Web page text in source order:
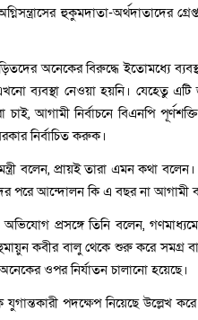
হুকুমদাতা-অর্থদাতাদের
অনেকের বিরুদ্ধে ইতোমধ্যে
ব্যবস্থা নেওয়া হয়নি। যেহেতু
চাই, আগামী নির্বাচনে বিএনপি
নির্বাচিত করুক।
বলেন, প্রায়ই তারা এমন কথা
আন্দোলন কি এ বছর না আগামী
প্রসঙ্গে তিনি বলেন,
কবীর বালু থেকে শুরু করে সমগ্র
ওপর নির্যাতন চালানো হয়েছে।
পদক্ষেপ নিয়েছে উল্লেখ করে